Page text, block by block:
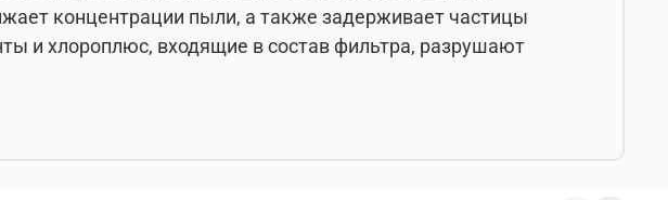
концентрации пыли, а также задерживает частицы
и хлороплюс, входящие в состав фильтра, разрушают